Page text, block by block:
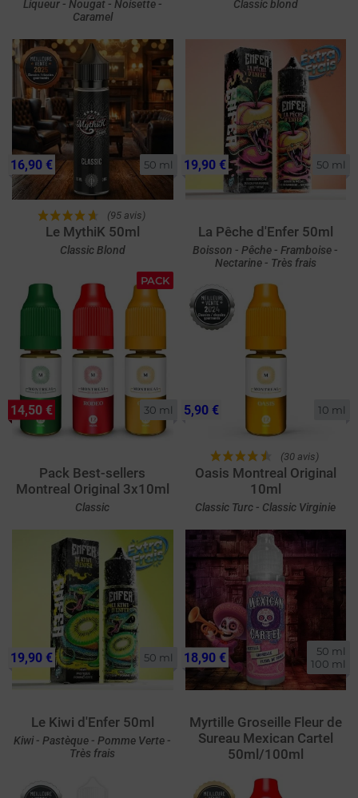
Liqueur - Nougat - Noisette -
Caramel
Classic blond
50 ml
(95 avis)
Le MythiK 50ml
Classic Blond
16,90 € 50 ml
La Pêche d'Enfer 50ml
Boisson - Pêche - Framboise -
Nectarine - Très frais
19,90 €
PACK
30 ml
Pack Best-sellers
Montreal Original 3x10ml
Classic
14,50 € 10 ml
(30 avis)
Oasis Montreal Original
10ml
Classic Turc - Classic Virginie
5,90 €
50 ml
Le Kiwi d'Enfer 50ml
Kiwi - Pastèque - Pomme Verte -
Très frais
19,90 €
50 ml
100 ml
Myrtille Groseille Fleur de
Sureau Mexican Cartel
50ml/100ml
18,90 €